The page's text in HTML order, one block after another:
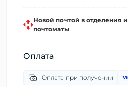
Новой почтой в отделения и
почтоматы
Оплата
Оплата при получении